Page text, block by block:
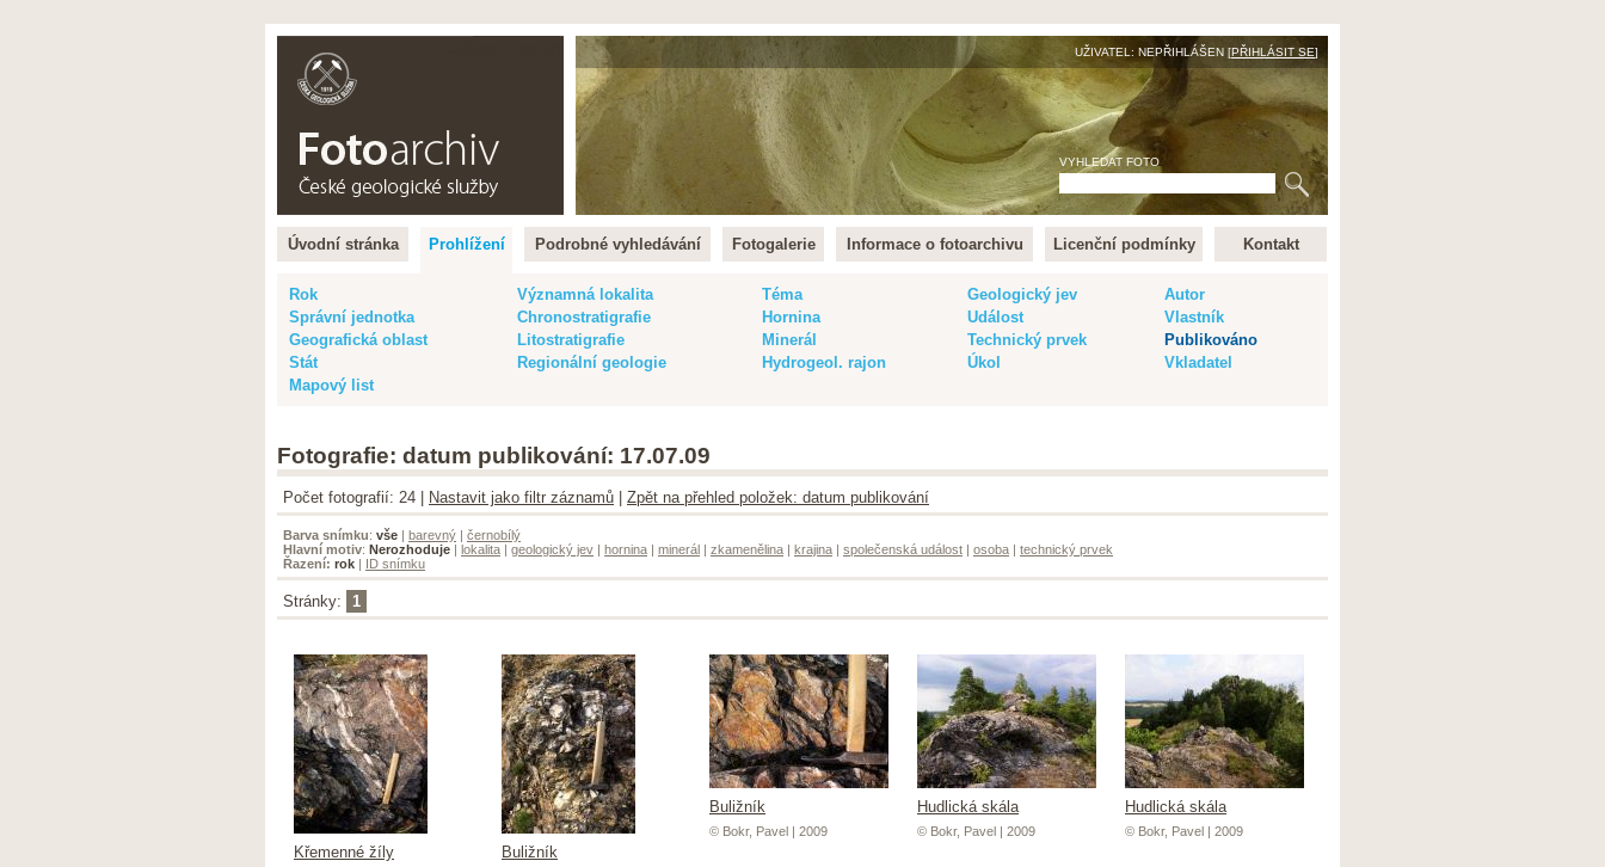
UŽIVATEL: NEPŘIHLÁŠEN [PŘIHLÁSIT SE]
VYHLEDAT FOTO
Úvodní stránka Prohlížení Podrobné vyhledávání Fotogalerie Informace o fotoarchivu Licenční podmínky Kontakt
Rok Významná lokalita Téma Geologický jev
Autor
Správní jednotka
Chronostratigrafie Hornina Událost
Vlastník
Geografická oblast
Litostratigrafie Minerál Technický prvek
Publikováno
Stát
Regionální geologie Hydrogeol. rajon Úkol
Vkladatel
Mapový list
Fotografie: datum publikování: 17.07.09
Počet fotografií: 24 | Nastavit jako filtr záznamů Zpět na přehled položek: datum publikování
Barva snímku: vše | barevný | černobílý
Hlavní motiv: Nerozhoduje | lokalita | geologický jev | hornina | minerál | zkamenělina | krajina | společenská událost | osoba | technický prvek
Řazení: rok | ID snímku
Stránky: 1
Křemenné žíly Buližník
Buližník
© Bokr, Pavel | 2009
Hudlická skála
© Bokr, Pavel | 2009
Hudlická skála
© Bokr, Pavel | 2009